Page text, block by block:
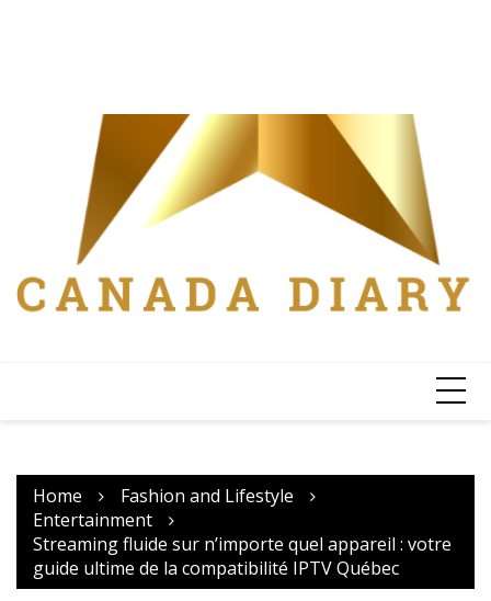
Home
Fashion and Lifestyle
Entertainment
Streaming fluide sur n’importe quel appareil : votre
guide ultime de la compatibilité IPTV Québec